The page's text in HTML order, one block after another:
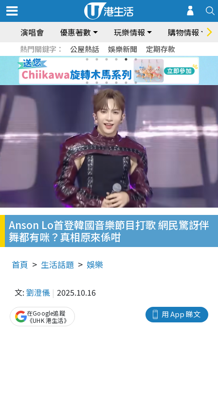
演唱會 優惠著數 玩樂情報 購物情報
熱門關鍵字： 公屋熱話 娛樂新聞 定期存款
Anson Lo首登韓國音樂節目打歌 網民驚訝伴
舞都有咪？真相原來係咁
首頁 生活話題 娛樂
文: 劉澄儀 2025.10.16
用 App 睇文
在Google追蹤
《UHK 港生活》